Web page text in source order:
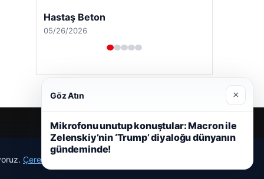
Hastaş Beton
05/26/2026
Çerez Politikamız
Göz Atın ×
Mikrofonu unutup konuştular: Macron ile
Zelenskiy’nin ‘Trump’ diyaloğu dünyanın
gündeminde!